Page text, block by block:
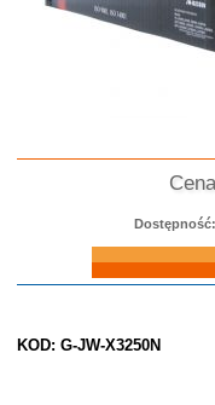
Do koszyka
KOD: G-JW-X3250N